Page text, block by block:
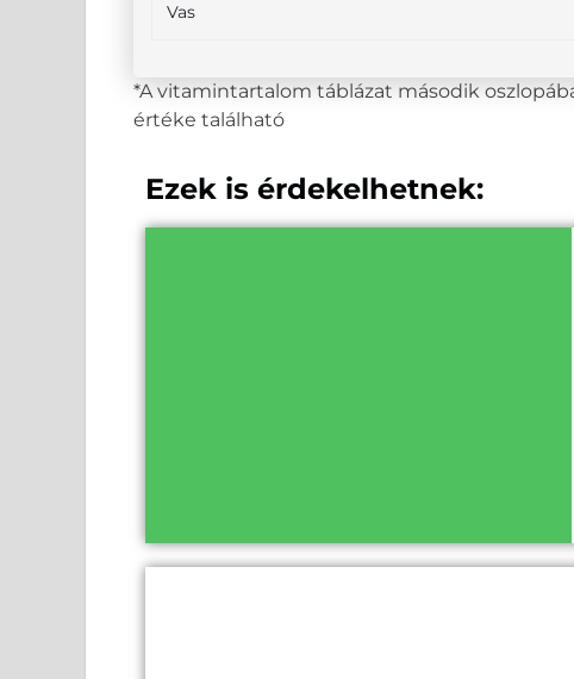
Vas
*A vitamintartalom táblázat második
értéke található
Ezek is érdekelhetnek: